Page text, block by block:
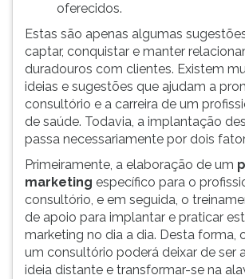
oferecidos.
Estas são apenas algumas
captar, conquistar e manter
duradouros com clientes. Existem
ideias e sugestões que ajudam a
consultório e a carreira de um
de saúde. Todavia, a implantação
passa necessariamente por dois
Primeiramente, a elaboração de um
marketing específico para o
consultório, e em seguida, o
de apoio para implantar e praticar
marketing no dia a dia. Desta forma,
um consultório poderá deixar de ser
ideia distante e transformar-se na